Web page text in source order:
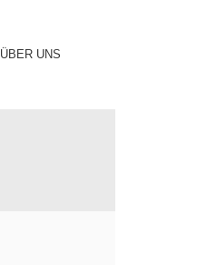
ÜBER UNS